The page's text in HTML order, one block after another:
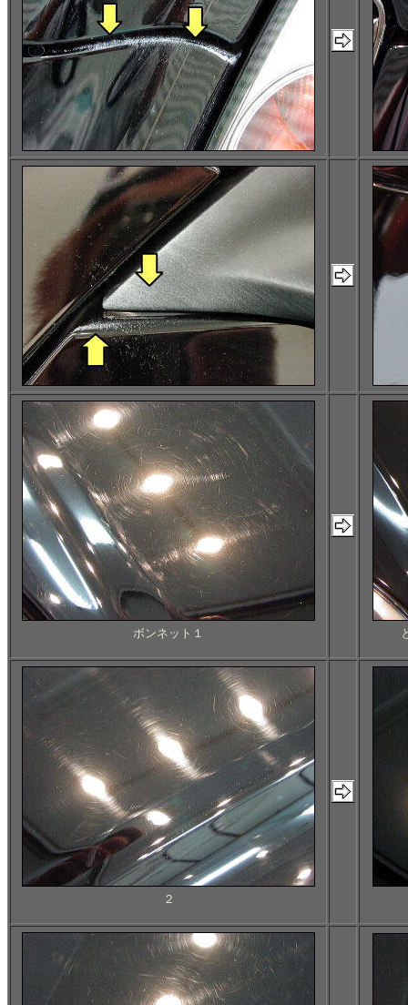
ボンネット１
２